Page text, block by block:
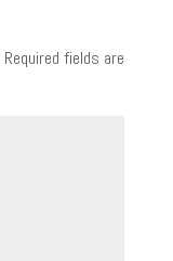
Required fields are